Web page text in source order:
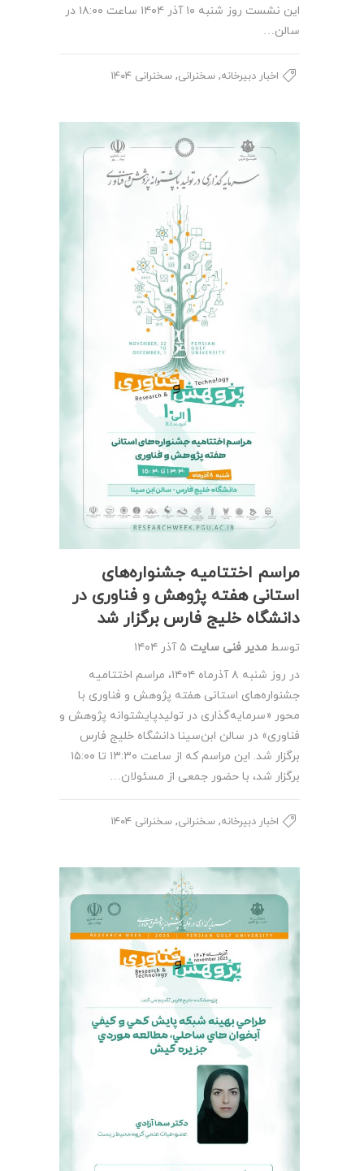
این نشست روز شنبه ۱۰ آذر ۱۴۰۴ ساعت ۱۸:۰۰ در
سالن…
اخبار دبیرخانه, سخنرانی, سخنرانی ۱۴۰۴
مراسم اختتامیه جشنواره‌های
استانی هفته پژوهش و فناوری در
دانشگاه خلیج فارس برگزار شد
توسط مدیر فنی سایت ۵ آذر ۱۴۰۴
در روز شنبه ۸ آذرماه ۱۴۰۴، مراسم اختتامیه
جشنواره‌های استانی هفته پژوهش و فناوری با
محور «سرمایه‌گذاری در تولیدپایشتوانه پژوهش و
فناوری» در سالن ابن‌سینا دانشگاه خلیج فارس
برگزار شد. این مراسم که از ساعت ۱۳:۳۰ تا ۱۵:۰۰
برگزار شد، با حضور جمعی از مسئولان…
اخبار دبیرخانه, سخنرانی, سخنرانی ۱۴۰۴